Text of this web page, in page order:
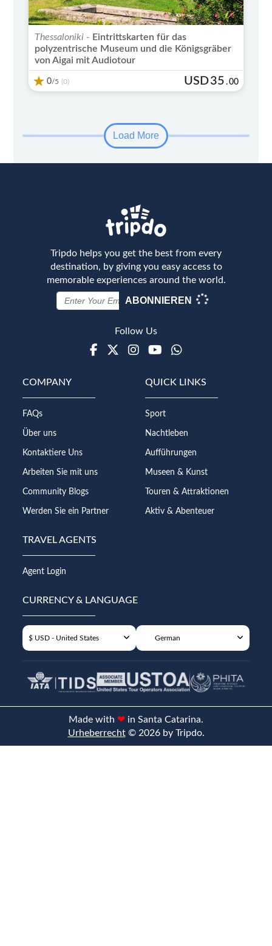
Thessaloniki - Eintrittskarten für das
polyzentrische Museum und die Königsgräber
von Aigai mit Audiotour
0/5 (0) USD35 .00
Load More
Tripdo helps you get the best from every
destination, by giving you easy access to
memorable experiences around the world.
ABONNIEREN
Follow Us
Facebook
TwitterInstagramYoutube
WhatsApp
COMPANY
FAQs
Über uns
Kontaktiere Uns
Arbeiten Sie mit uns
Community Blogs
Werden Sie ein Partner
QUICK LINKS
Sport
Nachtleben
Aufführungen
Museen & Kunst
Touren & Attraktionen
Aktiv & Abenteuer
TRAVEL AGENTS
Agent Login
CURRENCY & LANGUAGE
$ USD - United States German
Made with ❤ in Santa Catarina.
Urheberrecht© 2026 by Tripdo.